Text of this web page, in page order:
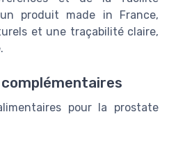
produit made in France,
et une traçabilité claire,
pour la prostate